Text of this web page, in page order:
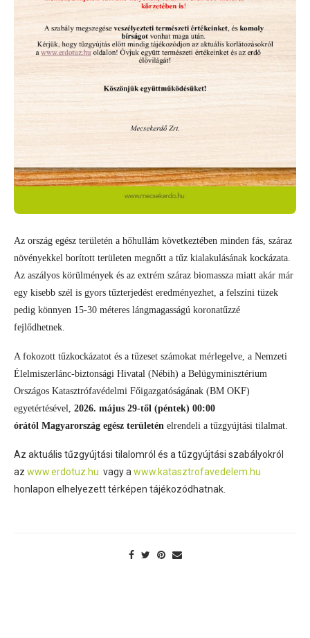
Az ország egész területén a hőhullám következtében minden fás, száraz
növényekkel borított területen megnőtt a tűz kialakulásának kockázata.
Az aszályos körülmények és az extrém száraz biomassza miatt akár már
egy kisebb szél is gyors tűzterjedést eredményezhet, a felszíni tüzek
pedig könnyen 15-30 méteres lángmagasságú koronatűzzé
fejlődhetnek.
A fokozott tűzkockázatot és a tűzeset számokat mérlegelve, a Nemzeti
Élelmiszerlánc-biztonsági Hivatal (Nébih) a Belügyminisztérium
Országos Katasztrófavédelmi Főigazgatóságának (BM OKF)
egyetértésével, 2026. május 29-től (péntek) 00:00
órától Magyarország egész területén elrendeli a tűzgyújtási tilalmat.
Az aktuális tűzgyújtási tilalomról és a tűzgyújtási szabályokról
az www.erdotuz.hu vagy awww.katasztrofavedelem.hu
honlapon elhelyezett térképen tájékozódhatnak.